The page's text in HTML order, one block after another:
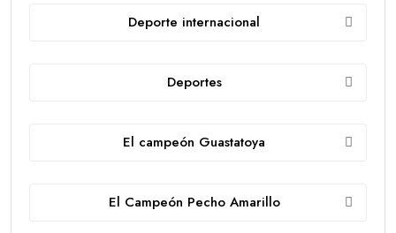
Deporte internacional
Deportes
El campeón Guastatoya
El Campeón Pecho Amarillo